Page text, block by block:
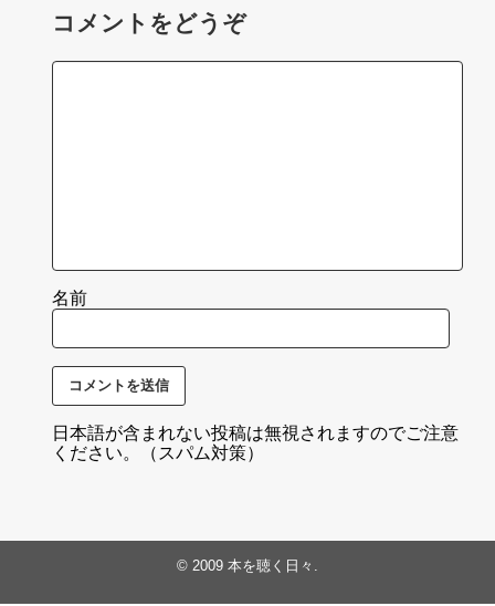
コメントをどうぞ
名前
日本語が含まれない投稿は無視されますのでご注意
ください。（スパム対策）
© 2009 本を聴く日々